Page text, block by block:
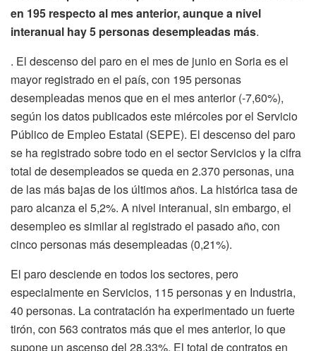
en 195 respecto al mes anterior, aunque a nivel
interanual hay 5 personas desempleadas más.
. El descenso del paro en el mes de junio en Soria es el
mayor registrado en el país, con 195 personas
desempleadas menos que en el mes anterior (-7,60%),
según los datos publicados este miércoles por el Servicio
Público de Empleo Estatal (SEPE). El descenso del paro
se ha registrado sobre todo en el sector Servicios y la cifra
total de desempleados se queda en 2.370 personas, una
de las más bajas de los últimos años. La histórica tasa de
paro alcanza el 5,2%. A nivel interanual, sin embargo, el
desempleo es similar al registrado el pasado año, con
cinco personas más desempleadas (0,21%).
El paro desciende en todos los sectores, pero
especialmente en Servicios, 115 personas y en Industria,
40 personas. La contratación ha experimentado un fuerte
tirón, con 563 contratos más que el mes anterior, lo que
supone un ascenso del 28,33%. El total de contratos en